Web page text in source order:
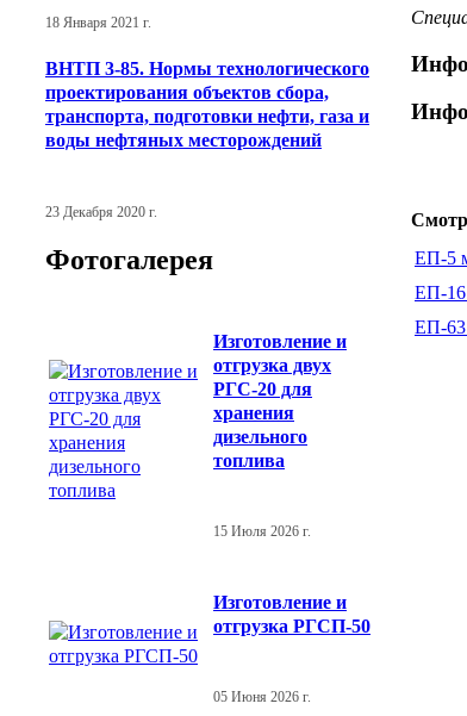
18 Января 2021 г.
ВНТП 3-85. Нормы технологического
проектирования объектов сбора,
транспорта, подготовки нефти, газа и
воды нефтяных месторождений
23 Декабря 2020 г.
Фотогалерея
Изготовление и
отгрузка двух
РГС-20 для
хранения
дизельного
топлива
15 Июля 2026 г.
Изготовление и
отгрузка РГСП-50
05 Июня 2026 г.
ЕП-5
ЕП-
ЕП-